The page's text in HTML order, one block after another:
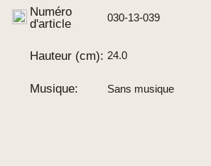
Numéro
d'article
030-13-039
Hauteur (cm): 24.0
Musique: Sans musique